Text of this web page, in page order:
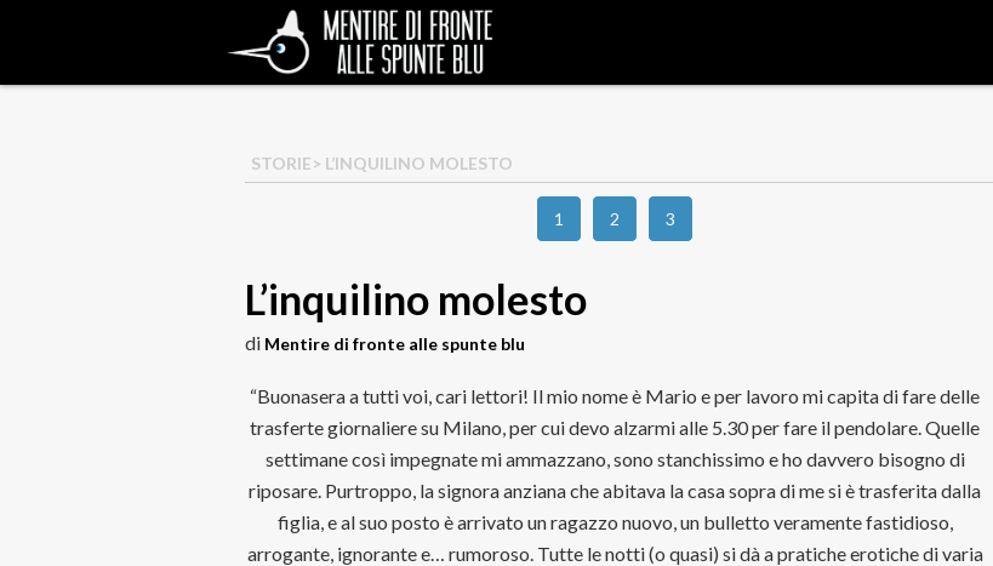
STORIE> L’INQUILINO MOLESTO
1 2 3
L’inquilino molesto
di Mentire di fronte alle spunte blu
“Buonasera a tutti voi, cari lettori! Il mio nome è Mario e per lavoro mi capita di fare delle
trasferte giornaliere su Milano, per cui devo alzarmi alle 5.30 per fare il pendolare. Quelle
settimane così impegnate mi ammazzano, sono stanchissimo e ho davvero bisogno di
riposare. Purtroppo, la signora anziana che abitava la casa sopra di me si è trasferita dalla
figlia, e al suo posto è arrivato un ragazzo nuovo, un bulletto veramente fastidioso,
arrogante, ignorante e… rumoroso. Tutte le notti (o quasi) si dà a pratiche erotiche di varia